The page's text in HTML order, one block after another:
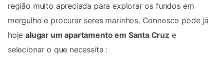
região muito apreciada para explorar os fundos em
mergulho e procurar seres marinhos. Connosco pode já
hojealugar um apartamento em Santa Cruze
selecionar o que necessita :